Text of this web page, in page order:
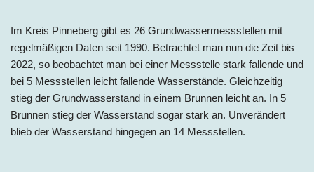
Im Kreis Pinneberg gibt es 26 Grundwassermessstellen mit
regelmäßigen Daten seit 1990. Betrachtet man nun die Zeit bis
2022, so beobachtet man bei einer Messstelle stark fallende und
bei 5 Messstellen leicht fallende Wasserstände. Gleichzeitig
stieg der Grundwasserstand in einem Brunnen leicht an. In 5
Brunnen stieg der Wasserstand sogar stark an. Unverändert
blieb der Wasserstand hingegen an 14 Messstellen.